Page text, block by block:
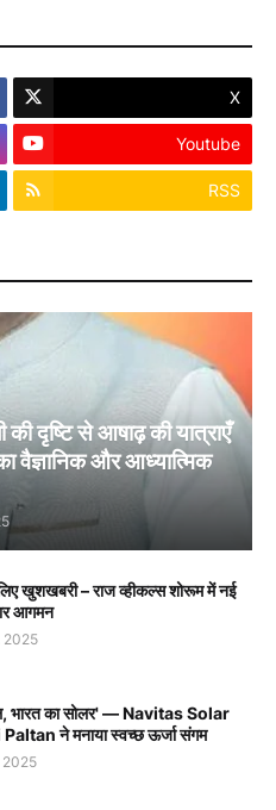
X
Youtube
RSS
दृष्टि से आषाढ़ की यात्राएँ
वैज्ञानिक और आध्यात्मिक
खुशखबरी – राज व्हीकल्स शोरूम में नई
आगमन
2025
भारत का सोलर' — Navitas Solar
ने मनाया स्वच्छ ऊर्जा संगम
2025